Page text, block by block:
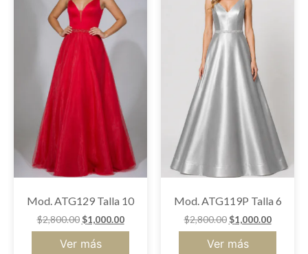
Mod. ATG129 Talla 10
$2,800.00 $1,000.00
Ver más
Mod. ATG119P Talla 6
$2,800.00 $1,000.00
Ver más